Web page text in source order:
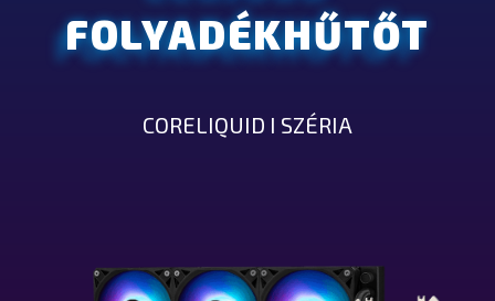
FOLYADÉKHŰTŐT
CORELIQUID I SZÉRIA